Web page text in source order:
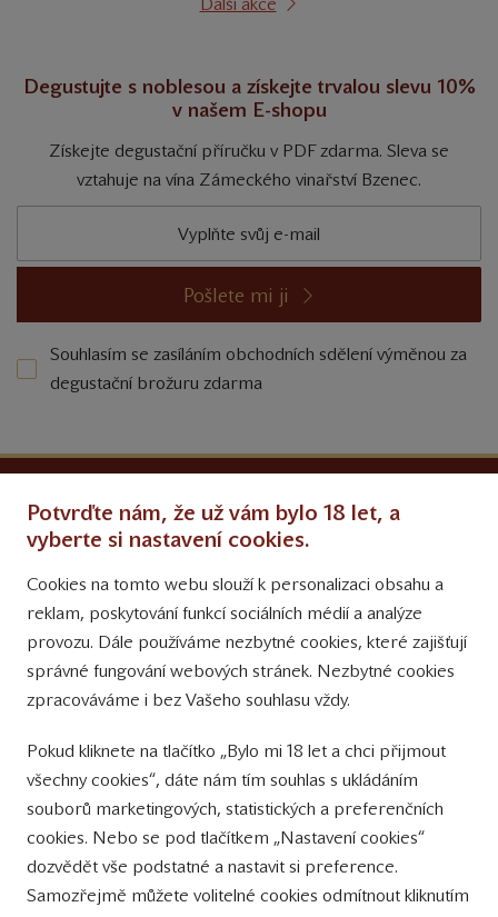
Degustujte s noblesou a získejte trvalou slevu 10%
v našem E-shopu
Získejte degustační příručku v PDF zdarma. Sleva se
vztahuje na vína Zámeckého vinařství Bzenec.
Pošlete mi ji
Souhlasím se zasíláním obchodních sdělení výměnou za
degustační brožuru zdarma
Obchodní podmínky
Přinášíme vám týdně
tipy na Facebooku
Sledujte nás
na Instagramu
Sledujte náš
YouTube kanál
Přihlášení k odběru novinek
Potvrďte nám, že už vám bylo 18 let, a
vyberte si nastavení cookies.
Cookies na tomto webu slouží k personalizaci obsahu a
reklam, poskytování funkcí sociálních médií a analýze
provozu. Dále používáme nezbytné cookies, které zajišťují
správné fungování webových stránek. Nezbytné cookies
zpracováváme i bez Vašeho souhlasu vždy.
Pokud kliknete na tlačítko „Bylo mi 18 let a chci přijmout
všechny cookies“, dáte nám tím souhlas s ukládáním
souborů marketingových, statistických a preferenčních
cookies. Nebo se pod tlačítkem „Nastavení cookies“
dozvědět vše podstatné a nastavit si preference.
Samozřejmě můžete volitelné cookies odmítnout kliknutím